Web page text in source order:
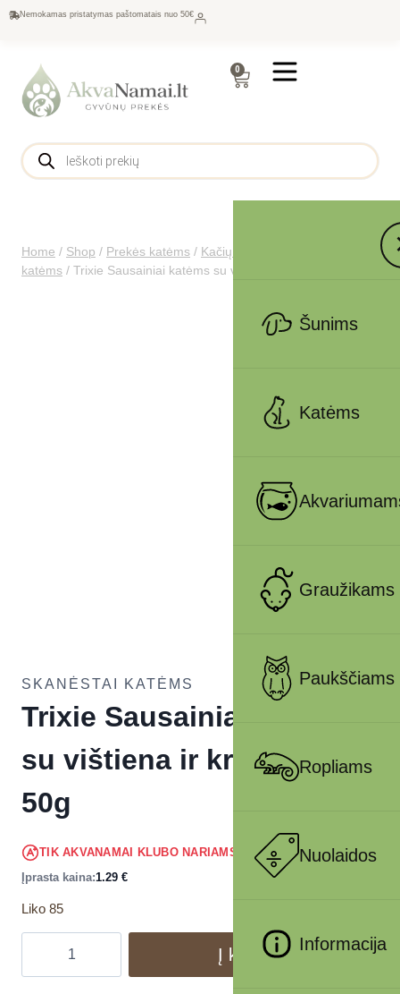
Nemokamas pristatymas paštomatais nuo 50€
0
Šunims
Katėms
Graužikams
Paukščiams
Ropliams
Nuolaidos
Informacija
Home / Shop / Prekės katėms / Kačių maistas
katėms / Trixie Sausainiai katėms su vištiena ir krevetėmis, 50g
SKANĖSTAI KATĖMS
Trixie Sausainiai katėms
su vištiena ir krevetėmis,
50g
TIK AKVANAMAI KLUBO NARIAMS 1.23 € !
Įprasta kaina:1.29 €
Liko 85
Į krepšelį